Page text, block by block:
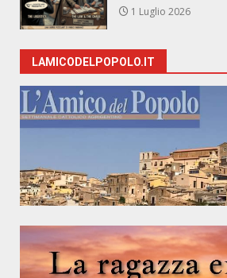
1 Luglio 2026
LAMICODELPOPOLO.IT